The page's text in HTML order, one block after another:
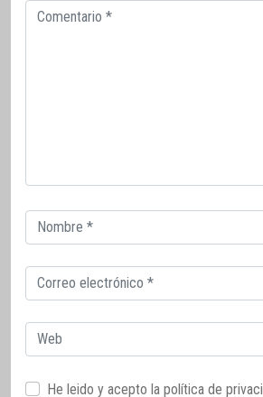
Comentario
Correo
electrónico
Correo
electrónico
Web
He leido y acepto la política de